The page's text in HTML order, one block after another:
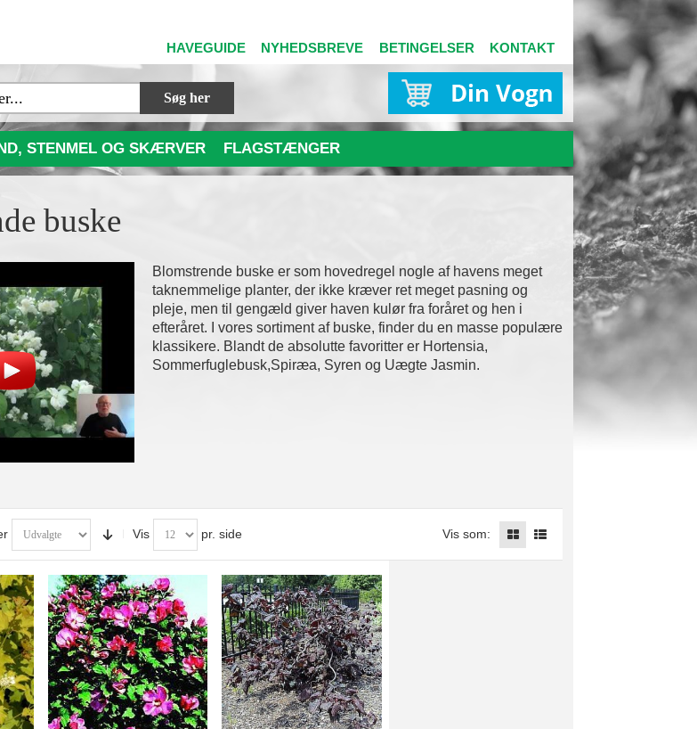
HAVEGUIDE NYHEDSBREVE BETINGELSER KONTAKT
Søg her
STENMEL OG SKÆRVER FLAGSTÆNGER
buske
Blomstrende buske er som hovedregel nogle af havens meget
taknemmelige planter, der ikke kræver ret meget pasning og
pleje, men til gengæld giver haven kulør fra foråret og hen i
efteråret. I vores sortiment af buske, finder du en masse populære
klassikere. Blandt de absolutte favoritter er Hortensia,
Sommerfuglebusk,Spiræa, Syren og Uægte Jasmin.
Vis pr. side Vis som: